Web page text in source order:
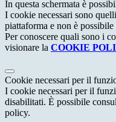
In questa schermata è
I cookie necessari sono
piattaforma e non è
Per conoscere quali sono i
visionare la COOKIE
Cookie necessari per il
I cookie necessari per il
disabilitati. È possibile
policy.